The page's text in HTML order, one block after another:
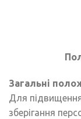
Загальні
Для
зберігання